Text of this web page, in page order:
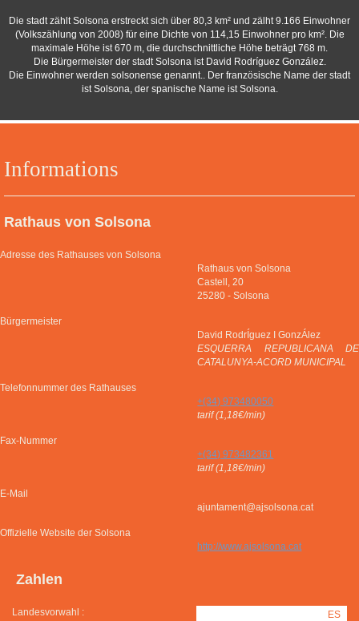
Informations
Rathaus von Solsona
Adresse des Rathauses von Solsona
Rathaus von Solsona
Castell, 20
25280 -Solsona
Bürgermeister
David RodrÍguez I GonzÁlez
ESQUERRA REPUBLICANA DE
CATALUNYA-ACORD MUNICIPAL
Telefonnummer des Rathauses
+(34) 973480050
tarif (1,18€/min)
Fax-Nummer
+(34) 973482361
tarif (1,18€/min)
E-Mail
ajuntament@ajsolsona.cat
Offizielle Website der Solsona
http://www.ajsolsona.cat
Zahlen
Landesvorwahl : ES
Die stadt zählt Solsona erstreckt sich über 80,3 km² und zälht 9.166 Einwohner
(Volkszählung von 2008) für eine Dichte von 114,15 Einwohner pro km². Die
maximale Höhe ist 670 m, die durchschnittliche Höhe beträgt 768 m.
Die Bürgermeister der stadt Solsona ist David Rodríguez González.
Die Einwohner werden solsonense genannt.. Der französische Name der stadt
ist Solsona, der spanische Name ist Solsona.